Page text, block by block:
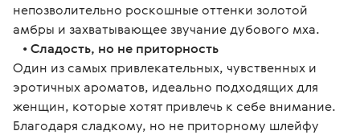
непозволительно роскошные оттенки золотой
амбры и захватывающее звучание дубового мха.
• Сладость, но не приторность
Один из самых привлекательных, чувственных и
эротичных ароматов, идеально подходящих для
женщин, которые хотят привлечь к себе внимание.
Благодаря сладкому, но не приторному шлейфу